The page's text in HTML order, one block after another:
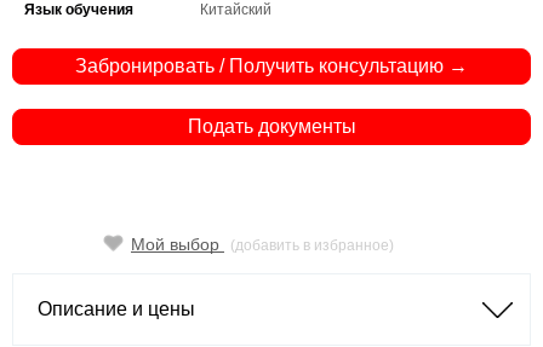
Язык обучения
Китайский
Забронировать / Получить консультацию →
Подать документы
Мой выбор (добавить в избранное)
Описание и цены